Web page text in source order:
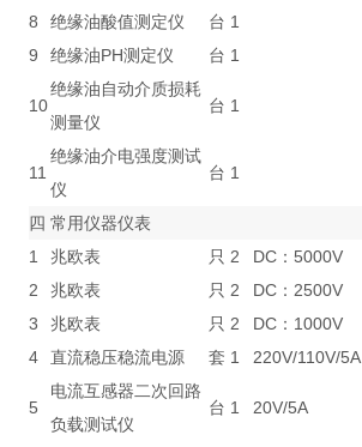
8
绝缘油酸值测定仪 台 1
9
绝缘油PH测定仪 台 1
10
绝缘油自动介质损耗
测量仪
台 1
11
绝缘油介电强度测试
仪
台 1
四 常用仪器仪表
1
兆欧表 只 2 DC：5000V
2
兆欧表 只 2 DC：2500V
3
兆欧表 只 2 DC：1000V
4
直流稳压稳流电源 套 1 220V/110V/5A
5
电流互感器二次回路
负载测试仪
台 1 20V/5A